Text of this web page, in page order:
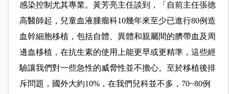
感染控制尤其專業。黃芳亮主任談到，「自前主任張德
高醫師起，兒童血液腫瘤科10幾年來至少已進行80例造
血幹細胞移植，包括自體、異體和親屬間的臍帶血及周
邊血移植，在抗生素的使用上能更早或更精準，這些經
驗讓我們對一些急性的威脅性並不擔心。至於移植後排
斥問題，國外大約10%，在我們兒科並不多，70~80例